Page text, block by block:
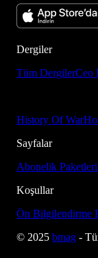
Dergiler
Tüm DergilerCeo
History Of War
Sayfalar
Abonelik Paketleri
Koşullar
Ön Bilgilendirme
© 2025 bmag -